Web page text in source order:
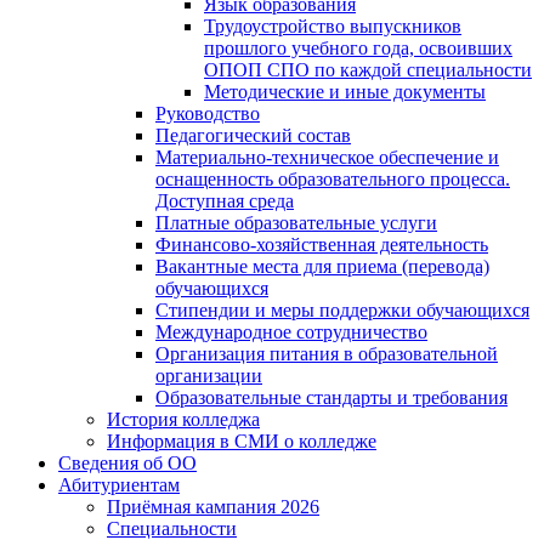
Язык образования
Трудоустройство выпускников
прошлого учебного года, освоивших
ОПОП СПО по каждой специальности
Методические и иные документы
Руководство
Педагогический состав
Материально-техническое обеспечение и
оснащенность образовательного процесса.
Доступная среда
Платные образовательные услуги
Финансово-хозяйственная деятельность
Вакантные места для приема (перевода)
обучающихся
Стипендии и меры поддержки обучающихся
Международное сотрудничество
Организация питания в образовательной
организации
Образовательные стандарты и требования
История колледжа
Информация в СМИ о колледже
Сведения об ОО
Абитуриентам
Приёмная кампания 2026
Специальности